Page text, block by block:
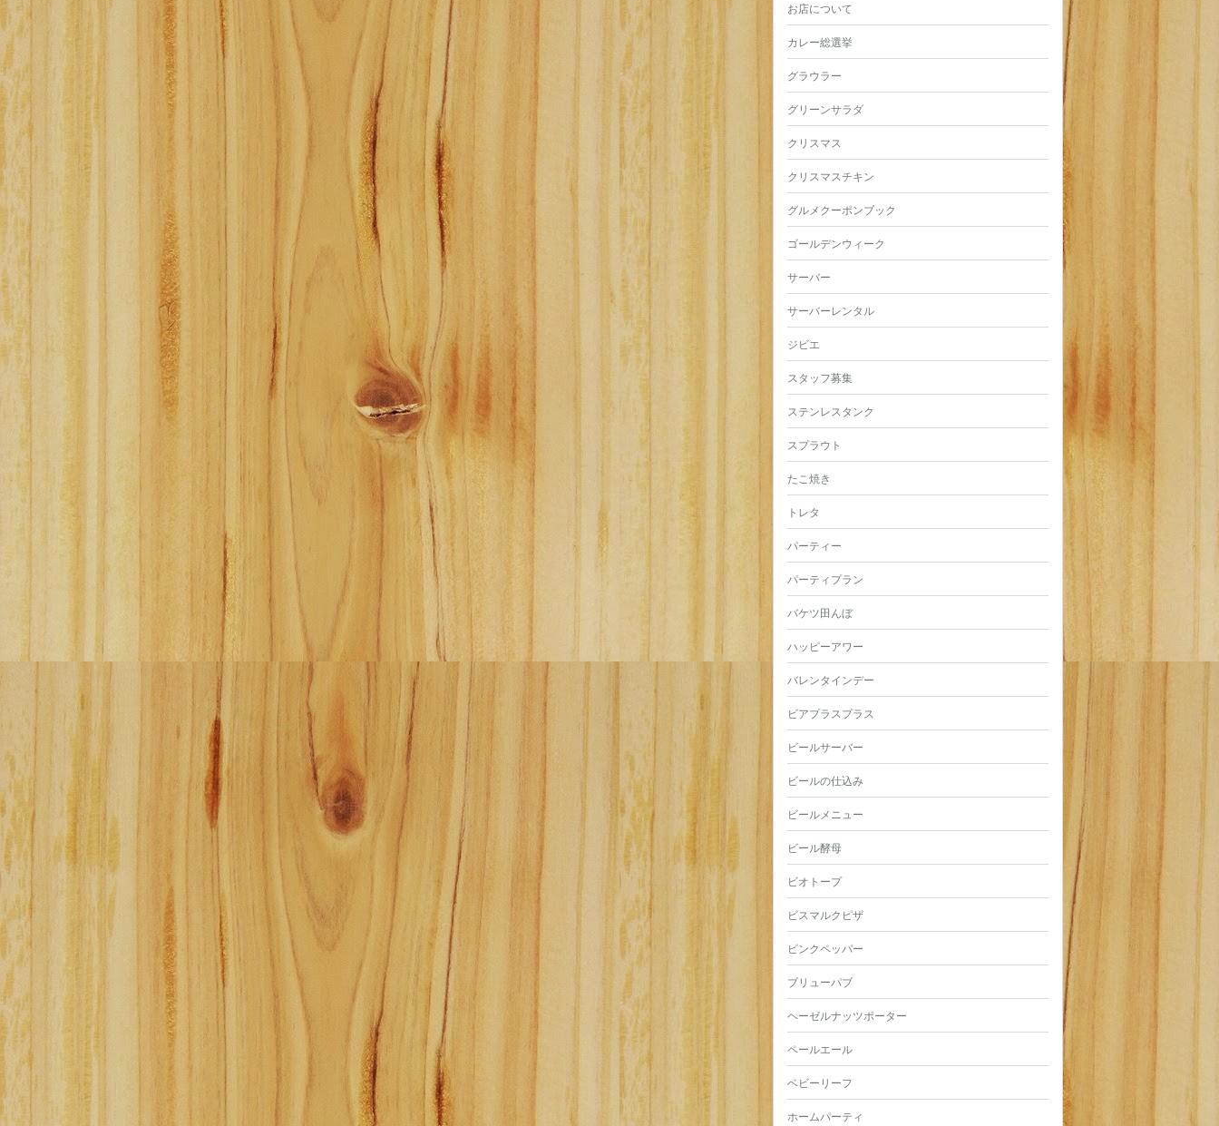
お店について
カレー総選挙
グラウラー
グリーンサラダ
クリスマス
クリスマスチキン
グルメクーポンブック
ゴールデンウィーク
サーバー
サーバーレンタル
ジビエ
スタッフ募集
ステンレスタンク
スプラウト
たこ焼き
トレタ
パーティー
パーティプラン
バケツ田んぼ
ハッピーアワー
バレンタインデー
ビアプラスプラス
ビールサーバー
ビールの仕込み
ビールメニュー
ビール酵母
ビオトープ
ビスマルクピザ
ピンクペッパー
ブリューパブ
ヘーゼルナッツポーター
ペールエール
ベビーリーフ
ホームパーティ